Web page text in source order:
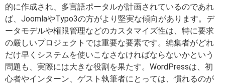
的に作成され、多言語ポータルが計画されているのであれ
ば、JoomlaやTypo3の方がより堅実な傾向があります。デ
ータモデルや権限管理などのカスタマイズ性は、特に要求
の厳しいプロジェクトでは重要な要素です。編集者がどれ
だけ早くシステムを使いこなさなければならないかという
問題も、実際には大きな役割を果たす。WordPressは、初
心者やインターン、ゲスト執筆者にとっては、慣れるのが